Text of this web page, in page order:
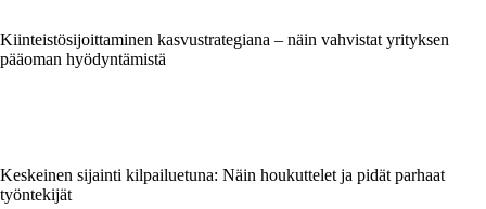
Kiinteistösijoittaminen kasvustrategiana – näin vahvistat yrityksen
pääoman hyödyntämistä
Keskeinen sijainti kilpailuetuna: Näin houkuttelet ja pidät parhaat
työntekijät